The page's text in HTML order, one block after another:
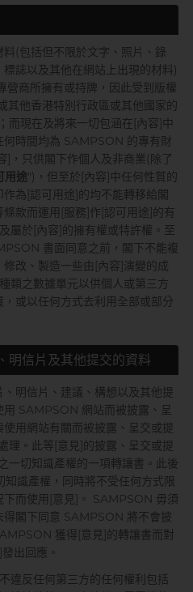
(包括但不限於文字、照片、錄
誌以及其他在網站上出現的材料)
商所擁有或持牌，因此受到版權
其他香港特別行政區或其他國家的
而現在及將來一切包涵在[內容]中
時間均為 SAMPSON 的專有財
]，只供閣下作個人及非商業(除了
用途")，但至於[內容]中任何性質的
為[認可用途]的均不能轉移給閣
款而運用[服務]作[認可用途]的有
屬於[內容]的擁有權或特許權。至
書面同意之前，閣下不能複
改、製造一些由[內容]演變的成
類之數據單元以供個人或第三方
或以任何方式去利用全部或部分
明信片及其他提交的資料
明信片、建議、構想以及其他提
SAMPSON 網站而被披露、呈
用網站有關而被披露、呈交或提
理。此等[意見]的披露、呈交或提
一切知識產權的一項轉讓書。此後
識產權，同時將不受任何方式限
而使用[意見]。 SAMPSON 毋須
得閣下同意 SAMPSON 將不會披
獲得[意見]的轉讓書而對
出回應。
違反任何第三方的任何權利包括